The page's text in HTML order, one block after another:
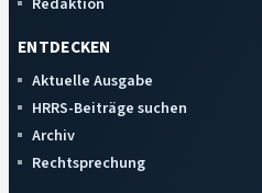
ENTDECKEN
Aktuelle Ausgabe
HRRS-Beiträge suchen
Archiv
Rechtsprechung